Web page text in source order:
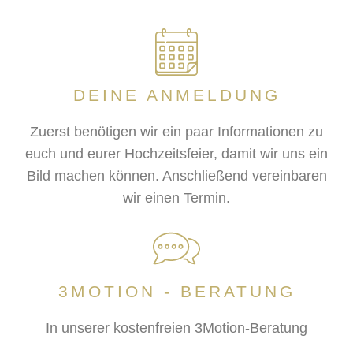
DEINE ANMELDUNG
Zuerst benötigen wir ein paar Informationen zu
euch und eurer Hochzeitsfeier, damit wir uns ein
Bild machen können. Anschließend vereinbaren
wir einen Termin.
3MOTION - BERATUNG
In unserer kostenfreien 3Motion-Beratung